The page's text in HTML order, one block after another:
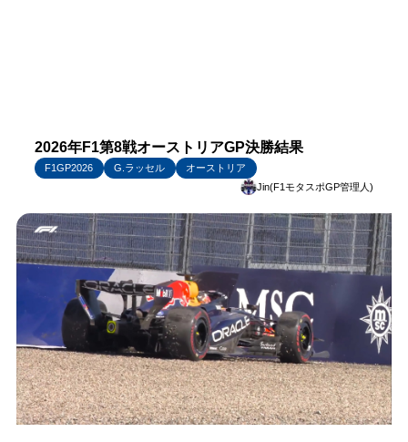
2026年F1第8戦オーストリアGP決勝結果
F1GP2026 G.ラッセル
オーストリア
Jin(F1モタスポGP管理人)